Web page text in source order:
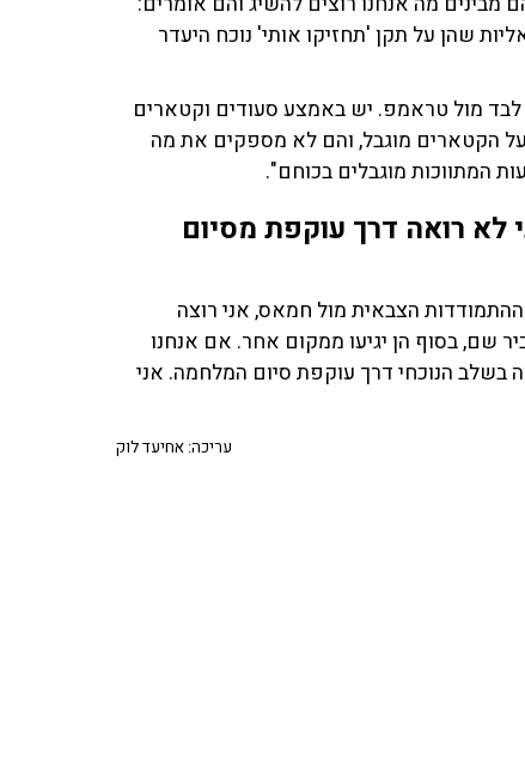
שהן על תקן 'תחזיקו אותי' נוכח היעדר
מול טראמפ. יש באמצע סעודים וקטארים
על הקטארים מוגבל, והם לא מספקים את מה
המתווכות מוגבלים בכוחם".
לא רואה דרך עוקפת מסיום
הצבאית מול חמאס, אני רוצה
שם, בסוף הן יגיעו ממקום אחר. אם אנחנו
בשלב הנוכחי דרך עוקפת סיום המלחמה. אני
עריכה: אחיעד לוק